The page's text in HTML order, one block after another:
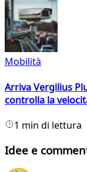
Mobilità
Arriva Vergilius
controlla la
1 min di lettura
Idee e